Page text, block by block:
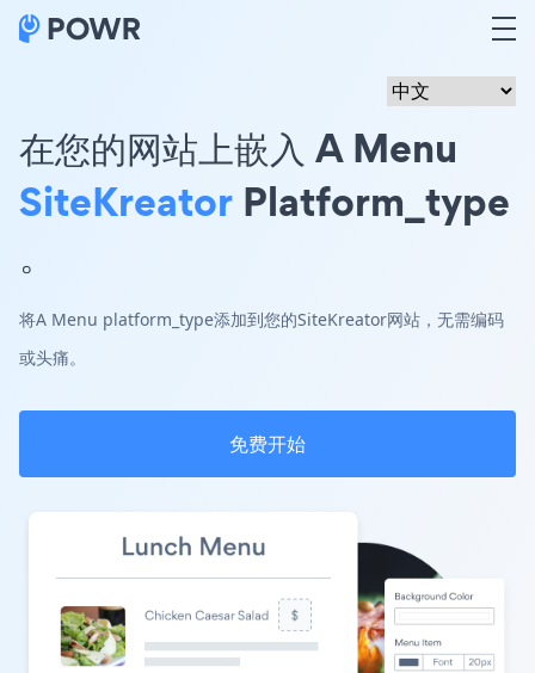
在您的网站上嵌入 A Menu
SiteKreator Platform_type
。
将A Menu platform_type添加到您的SiteKreator网站，无需编码
或头痛。
免费开始